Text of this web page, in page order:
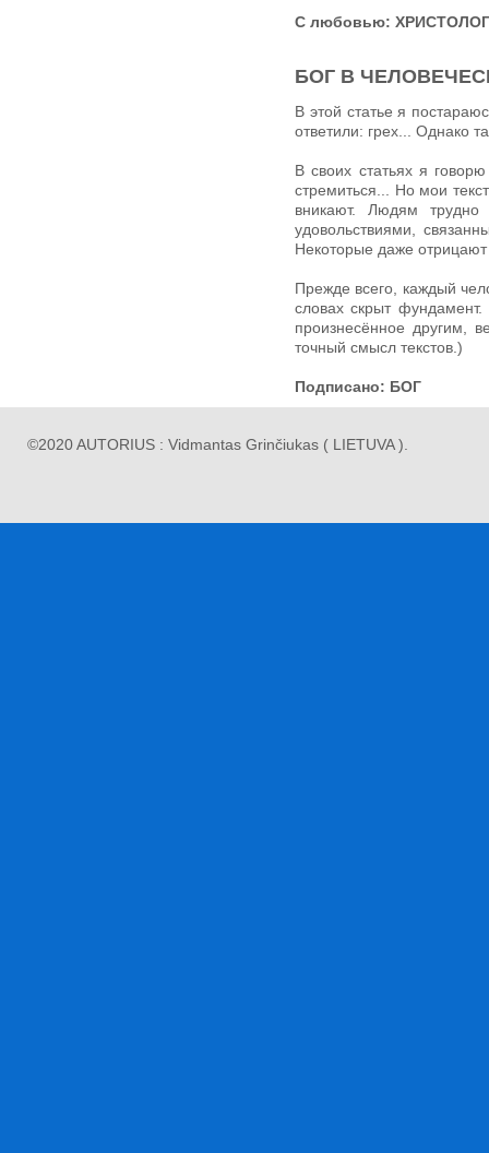
С любовью:
БОГ В
В этой статье я
ответили: грех... Однако
В своих статьях я
стремиться... Но мои
вникают. Людям
удовольствиями,
Некоторые даже
Прежде всего, каждый
словах скрыт
произнесённое другим,
точный смысл текстов.)
Подписано: БОГ
©2020 AUTORIUS : Vidmantas Grinčiukas ( LIETUVA ).